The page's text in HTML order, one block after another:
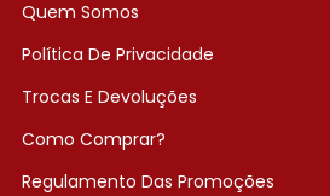
Quem Somos
Política De Privacidade
Trocas E Devoluções
Como Comprar?
Regulamento Das Promoções